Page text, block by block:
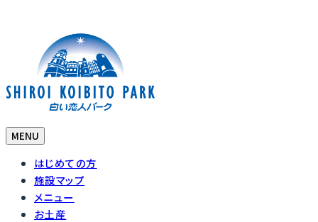
MENU
はじめての方
施設マップ
メニュー
お土産